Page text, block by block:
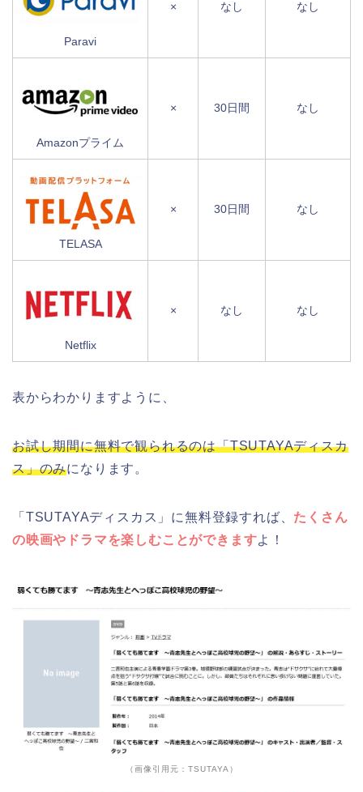
Paravi
× なし なし
Amazonプライム
× 30日間 なし
TELASA
× 30日間 なし
Netflix
× なし なし
表からわかりますように、
お試し期間に無料で観られるのは「TSUTAYAディスカ
ス」のみになります。
「TSUTAYAディスカス」に無料登録すれば、 たくさん
の映画やドラマを楽しむことができますよ！
（画像引用元：TSUTAYA）